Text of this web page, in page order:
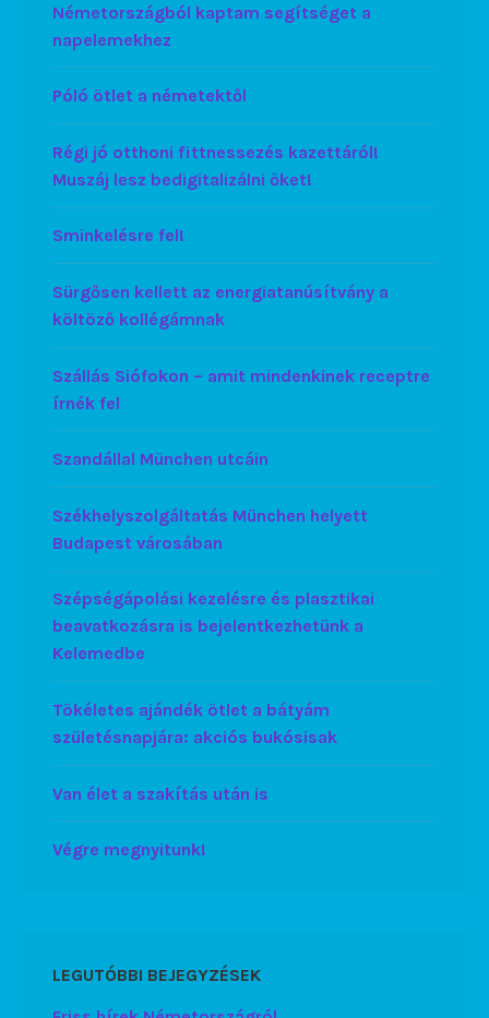
Németországból kaptam segítséget a
napelemekhez
Póló ötlet a németektől
Régi jó otthoni fittnessezés kazettáról!
Muszáj lesz bedigitalizálni őket!
Sminkelésre fel!
Sürgősen kellett az energiatanúsítvány a
költöző kollégámnak
Szállás Siófokon – amit mindenkinek receptre
írnék fel
Szandállal München utcáin
Székhelyszolgáltatás München helyett
Budapest városában
Szépségápolási kezelésre és plasztikai
beavatkozásra is bejelentkezhetünk a
Kelemedbe
Tökéletes ajándék ötlet a bátyám
születésnapjára: akciós bukósisak
Van élet a szakítás után is
Végre megnyitunk!
LEGUTÓBBI BEJEGYZÉSEK